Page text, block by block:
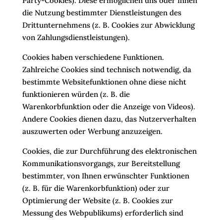
die Nutzung bestimmter Dienstleistungen des
Drittunternehmens (z. B. Cookies zur Abwicklung
von Zahlungsdienstleistungen).
Cookies haben verschiedene Funktionen.
Zahlreiche Cookies sind technisch notwendig, da
bestimmte Websitefunktionen ohne diese nicht
funktionieren würden (z. B. die
Warenkorbfunktion oder die Anzeige von Videos).
Andere Cookies dienen dazu, das Nutzerverhalten
auszuwerten oder Werbung anzuzeigen.
Cookies, die zur Durchführung des elektronischen
Kommunikationsvorgangs, zur Bereitstellung
bestimmter, von Ihnen erwünschter Funktionen
(z. B. für die Warenkorbfunktion) oder zur
Optimierung der Website (z. B. Cookies zur
Messung des Webpublikums) erforderlich sind